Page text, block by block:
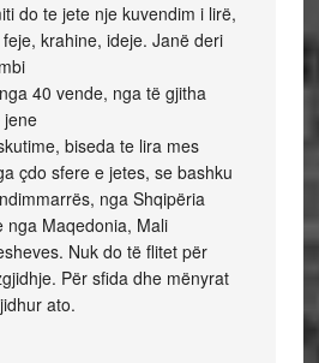
do te jete nje kuvendim i lirë,
krahine, ideje. Janë deri
40 vende, nga të gjitha
jene
biseda te lira mes
çdo sfere e jetes, se bashku
nga Shqipëria
nga Maqedonia, Mali
Nuk do të flitet për
Për sfida dhe mënyrat
ato.